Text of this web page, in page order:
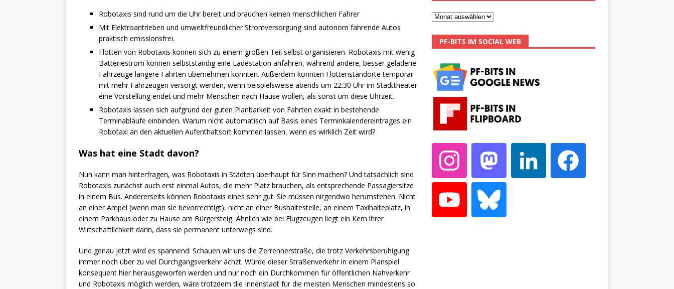
Robotaxis sind rund um die Uhr bereit und brauchen keinen menschlichen Fahrer
Mit Elektroantrieben und umweltfreundlicher Stromversorgung sind autonom fahrende Autos
praktisch emissionsfrei.
Flotten von Robotaxis können sich zu einem großen Teil selbst organisieren. Robotaxis mit wenig
Batteriestrom können selbstständig eine Ladestation anfahren, während andere, besser geladene
Fahrzeuge längere Fahrten übernehmen könnten. Außerdem könnten Flottenstandorte temporär
mit mehr Fahrzeugen versorgt werden, wenn beispielsweise abends um 22:30 Uhr im Stadttheater
eine Vorstellung endet und mehr Menschen nach Hause wollen, als sonst um diese Uhrzeit.
Robotaxis lassen sich aufgrund der guten Planbarkeit von Fahrten exakt in bestehende
Terminabläufe einbinden. Warum nicht automatisch auf Basis eines Terminkalendereintrages ein
Robotaxi an den aktuellen Aufenthaltsort kommen lassen, wenn es wirklich Zeit wird?
Was hat eine Stadt davon?
Nun kann man hinterfragen, was Robotaxis in Städten überhaupt für Sinn machen? Und tatsächlich sind
Robotaxis zunächst auch erst einmal Autos, die mehr Platz brauchen, als entsprechende Passagiersitze
in einem Bus. Andererseits können Robotaxis eines sehr gut: Sie müssen nirgendwo herumstehen. Nicht
an einer Ampel (wenn man sie bevorrechtigt), nicht an einer Bushaltestelle, an einem Taxihalteplatz, in
einem Parkhaus oder zu Hause am Bürgersteig. Ähnlich wie bei Flugzeugen liegt ein Kern ihrer
Wirtschaftlichkeit darin, dass sie permanent unterwegs sind.
Und genau jetzt wird es spannend: Schauen wir uns die Zerrennerstraße, die trotz Verkehrsberuhigung
immer noch über zu viel Durchgangsverkehr ächzt. Würde dieser Straßenverkehr in einem Planspiel
konsequent hier herausgeworfen werden und nur noch ein Durchkommen für öffentlichen Nahverkehr
und Robotaxis möglich werden, wäre trotzdem die Innenstadt für die meisten Menschen mindestens so
PF-BITS IM SOCIAL WEB